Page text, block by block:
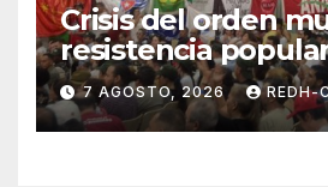
Crisis del orden
resistencia
el inicio de la IV
Continental de
Movimientos en
7 AGOSTO, 2026 REDH-